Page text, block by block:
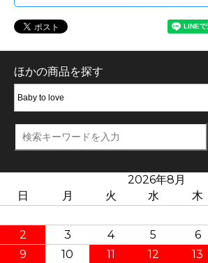
ほかの商品を探す
2026年8月
日
月 火 水 木
2
3 4 5 6
9
10 11 12 13